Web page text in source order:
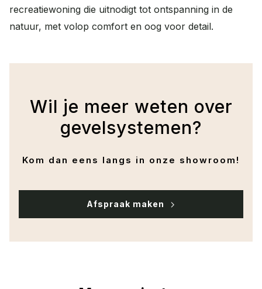
recreatiewoning die uitnodigt tot ontspanning in de
natuur, met volop comfort en oog voor detail.
Wil je meer weten over
gevelsystemen?
Kom dan eens langs in onze showroom!
Afspraak maken